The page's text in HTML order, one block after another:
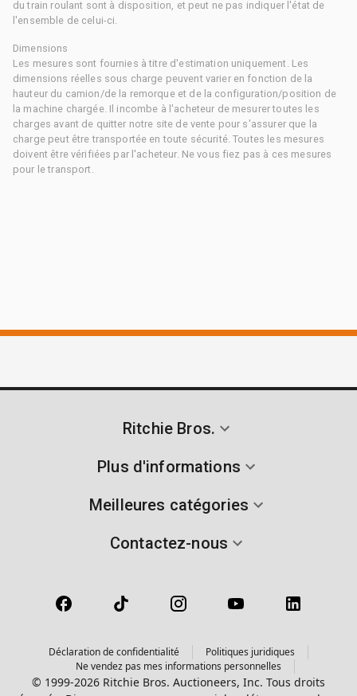
du train roulant sont à disposition, et peut ne pas indiquer l'état de
l'ensemble de celui-ci.
Dimensions
Les mesures sont fournies à titre d'estimation uniquement. Les
dimensions réelles sous charge peuvent varier en fonction de la
hauteur du camion/de la remorque et de la configuration/position de
la machine chargée. Il incombe à l'acheteur de mesurer toutes les
charges avant de quitter notre site de vente pour s'assurer que la
charge peut être transportée en toute sécurité. Toutes les mesures
doivent être vérifiées par l'acheteur. Ne vous fiez pas à ces mesures
pour le transport.
Ritchie Bros.
Plus d'informations
Meilleures catégories
Contactez-nous
Déclaration de confidentialité
Politiques juridiques
Ne vendez pas mes informations personnelles
© 1999-2026 Ritchie Bros. Auctioneers, Inc. Tous droits